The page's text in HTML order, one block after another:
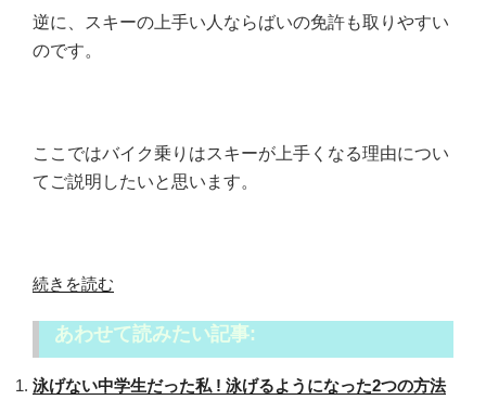
逆に、スキーの上手い人ならばいの免許も取りやすい
のです。
ここではバイク乗りはスキーが上手くなる理由につい
てご説明したいと思います。
“バ
乗
り
続きを読む
あわせて読みたい記事:
泳げない中学生だった私 ! 泳げるようになった2つの方法